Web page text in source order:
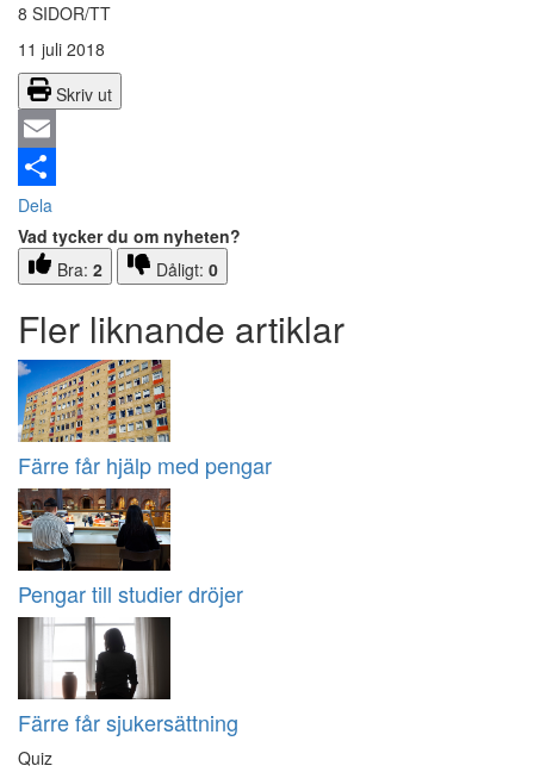
8 SIDOR/TT
11 juli 2018
Skriv ut
Email
Dela
Vad tycker du om nyheten?
Bra: 2 Dåligt: 0
Fler liknande artiklar
Färre får hjälp med pengar
Pengar till studier dröjer
Färre får sjukersättning
Quiz